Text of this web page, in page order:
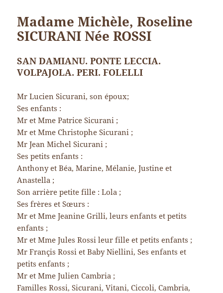
Madame Michèle, Roseline
SICURANI Née ROSSI
SAN DAMIANU. PONTE LECCIA.
VOLPAJOLA. PERI. FOLELLI
Mr Lucien Sicurani, son époux;
Ses enfants :
Mr et Mme Patrice Sicurani ;
Mr et Mme Christophe Sicurani ;
Mr Jean Michel Sicurani ;
Ses petits enfants :
Anthony et Béa, Marine, Mélanie, Justine et
Anastella ;
Son arrière petite fille : Lola ;
Ses frères et Sœurs :
Mr et Mme Jeanine Grilli, leurs enfants et petits
enfants ;
Mr et Mme Jules Rossi leur fille et petits enfants ;
Mr Françis Rossi et Baby Niellini, Ses enfants et
petits enfants ;
Mr et Mme Julien Cambria ;
Familles Rossi, Sicurani, Vitani, Ciccoli, Cambria,